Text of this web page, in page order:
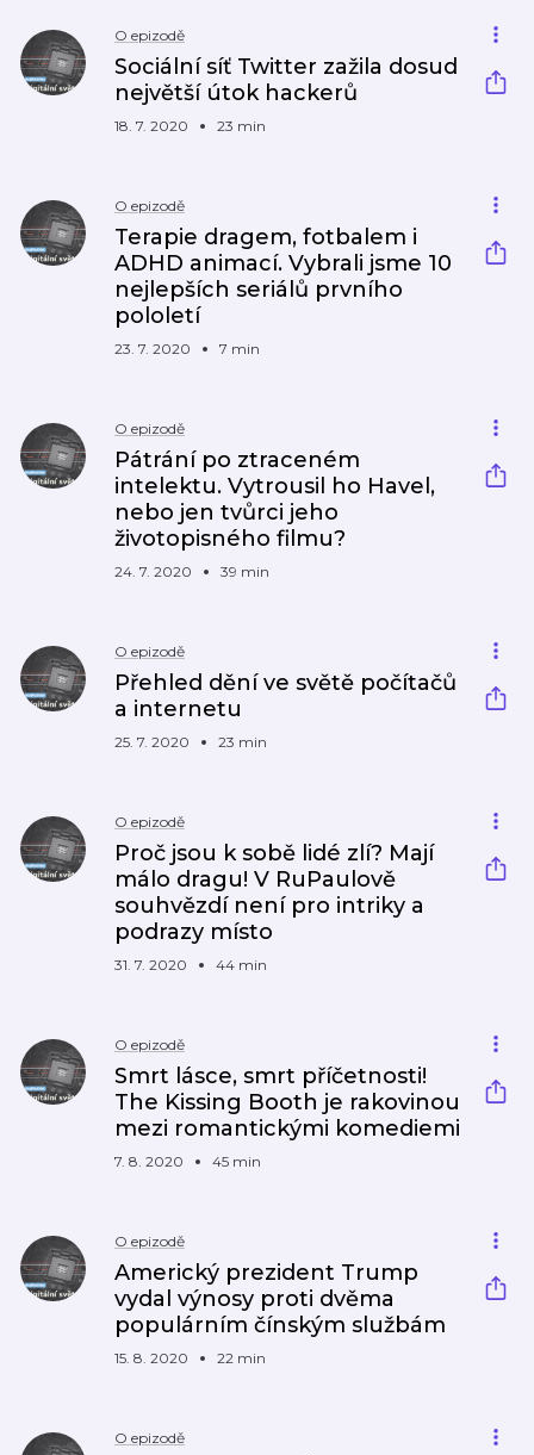
O epizodě
Sociální síť Twitter zažila dosud
největší útok hackerů
18. 7. 2020 23 min
O epizodě
Terapie dragem, fotbalem i
ADHD animací. Vybrali jsme 10
nejlepších seriálů prvního
pololetí
23. 7. 2020 7 min
O epizodě
Pátrání po ztraceném
intelektu. Vytrousil ho Havel,
nebo jen tvůrci jeho
životopisného filmu?
24. 7. 2020 39 min
O epizodě
Přehled dění ve světě počítačů
a internetu
25. 7. 2020 23 min
O epizodě
Proč jsou k sobě lidé zlí? Mají
málo dragu! V RuPaulově
souhvězdí není pro intriky a
podrazy místo
31. 7. 2020 44 min
O epizodě
Smrt lásce, smrt příčetnosti!
The Kissing Booth je rakovinou
mezi romantickými komediemi
7. 8. 2020 45 min
O epizodě
Americký prezident Trump
vydal výnosy proti dvěma
populárním čínským službám
15. 8. 2020 22 min
O epizodě